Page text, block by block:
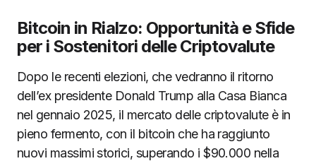
Bitcoin in Rialzo: Opportunità e Sfide
per i Sostenitori delle Criptovalute
Dopo le recenti elezioni, che vedranno il ritorno
dell’ex presidente Donald Trump alla Casa Bianca
nel gennaio 2025, il mercato delle criptovalute è in
pieno fermento, con il bitcoin che ha raggiunto
nuovi massimi storici, superando i $90.000 nella